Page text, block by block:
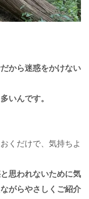
から迷惑をかけない
いんです。
くだけで、気持ちよ
思われないために気
がらやさしくご紹介